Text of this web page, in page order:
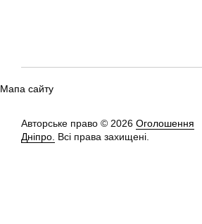
Мапа сайту
Авторське право © 2026 Оголошення
Дніпро. Всі права захищені.